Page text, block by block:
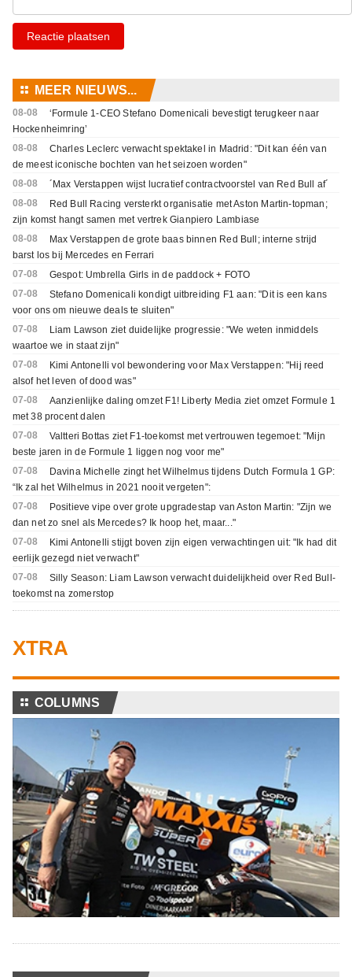
Reactie plaatsen
⚏ MEER NIEUWS...
08-08
‘Formule 1-CEO Stefano Domenicali bevestigt terugkeer naar
Hockenheimring’
08-08
Charles Leclerc verwacht spektakel in Madrid: "Dit kan één van
de meest iconische bochten van het seizoen worden"
08-08
´Max Verstappen wijst lucratief contractvoorstel van Red Bull af´
08-08
Red Bull Racing versterkt organisatie met Aston Martin-topman;
zijn komst hangt samen met vertrek Gianpiero Lambiase
08-08
Max Verstappen de grote baas binnen Red Bull; interne strijd
barst los bij Mercedes en Ferrari
07-08
Gespot: Umbrella Girls in de paddock + FOTO
07-08
Stefano Domenicali kondigt uitbreiding F1 aan: "Dit is een kans
voor ons om nieuwe deals te sluiten"
07-08
Liam Lawson ziet duidelijke progressie: "We weten inmiddels
waartoe we in staat zijn"
07-08
Kimi Antonelli vol bewondering voor Max Verstappen: "Hij reed
alsof het leven of dood was"
07-08
Aanzienlijke daling omzet F1! Liberty Media ziet omzet Formule 1
met 38 procent dalen
07-08
Valtteri Bottas ziet F1-toekomst met vertrouwen tegemoet: "Mijn
beste jaren in de Formule 1 liggen nog voor me"
07-08
Davina Michelle zingt het Wilhelmus tijdens Dutch Formula 1 GP:
“Ik zal het Wilhelmus in 2021 nooit vergeten":
07-08
Positieve vipe over grote upgradestap van Aston Martin: "Zijn we
dan net zo snel als Mercedes? Ik hoop het, maar..."
07-08
Kimi Antonelli stijgt boven zijn eigen verwachtingen uit: "Ik had dit
eerlijk gezegd niet verwacht"
07-08
Silly Season: Liam Lawson verwacht duidelijkheid over Red Bull-
toekomst na zomerstop
XTRA
⚏ COLUMNS